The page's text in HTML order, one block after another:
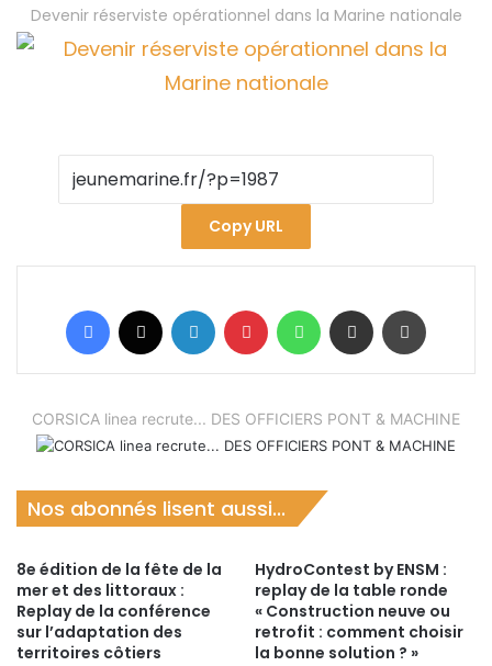
Devenir réserviste opérationnel dans la Marine nationale
Copy URL
Facebook Linkedin Pinterest WhatsAppPartager par email
CORSICA linea recrute... DES OFFICIERS PONT & MACHINE
Nos abonnés lisent aussi...
8e édition de la fête de la
mer et des littoraux :
Replay de la conférence
sur l’adaptation des
territoires côtiers
HydroContest by ENSM :
replay de la table ronde
« Construction neuve ou
retrofit : comment choisir
la bonne solution ? »